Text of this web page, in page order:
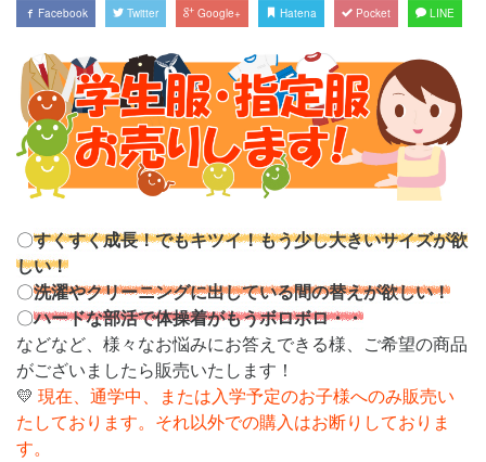
Facebook Twitter Google+ Hatena Pocket LINE
〇すくすく成長！でもキツイ！もう少し大きいサイズが欲
しい！
〇洗濯やクリーニングに出している間の替えが欲しい！
〇ハードな部活で体操着がもうボロボロ・・
などなど、様々なお悩みにお答えできる様、ご希望の商品
がございましたら販売いたします！
💛 現在、通学中、または入学予定のお子様へのみ販売い
たしております。それ以外での購入はお断りしておりま
す。